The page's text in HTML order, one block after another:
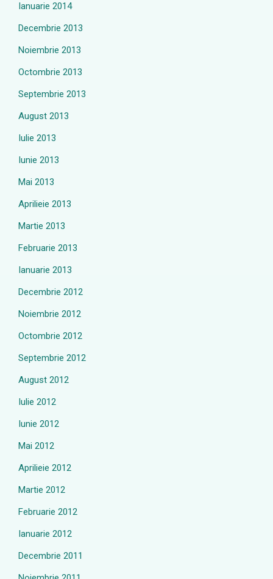
Ianuarie 2014
Decembrie 2013
Noiembrie 2013
Octombrie 2013
Septembrie 2013
August 2013
Iulie 2013
Iunie 2013
Mai 2013
Aprilieie 2013
Martie 2013
Februarie 2013
Ianuarie 2013
Decembrie 2012
Noiembrie 2012
Octombrie 2012
Septembrie 2012
August 2012
Iulie 2012
Iunie 2012
Mai 2012
Aprilieie 2012
Martie 2012
Februarie 2012
Ianuarie 2012
Decembrie 2011